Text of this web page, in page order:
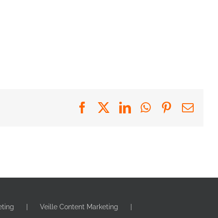
FacebookLinkedInWhatsApp
Pinterest
Veille Content Marketing